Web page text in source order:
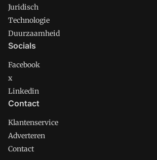
Juridisch
Technologie
Duurzaamheid
Socials
Facebook
x
Linkedin
Contact
Klantenservice
Adverteren
Contact